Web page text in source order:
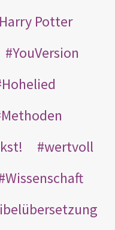
Harry Potter
YouVersion
Hohelied
Methoden
wertvoll
Wissenschaft